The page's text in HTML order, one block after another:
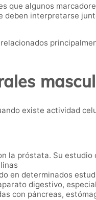
que algunos
interpretarse
existe actividad
la próstata. Su
en determinados
digestivo,
con páncreas,